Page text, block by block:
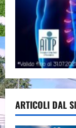
ARTICOLI DAL